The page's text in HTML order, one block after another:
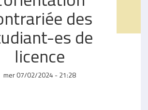
des
es de
licence
mer 07/02/2024 - 21:28